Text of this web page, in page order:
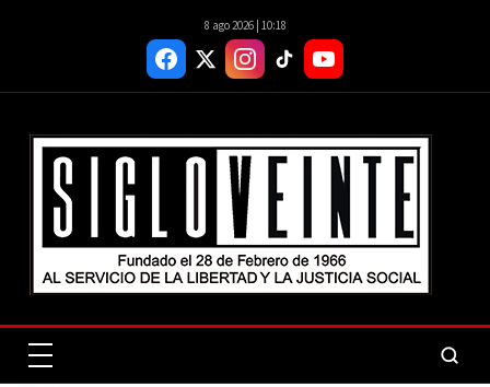
8 ago 2026 | 10:18